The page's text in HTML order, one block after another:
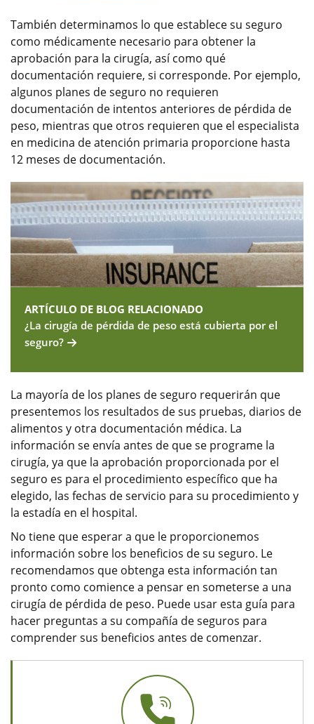
También determinamos lo que establece su seguro
como médicamente necesario para obtener la
aprobación para la cirugía, así como qué
documentación requiere, si corresponde. Por ejemplo,
algunos planes de seguro no requieren
documentación de intentos anteriores de pérdida de
peso, mientras que otros requieren que el especialista
en medicina de atención primaria proporcione hasta
12 meses de documentación.
ARTÍCULO DE BLOG RELACIONADO
¿La cirugía de pérdida de peso está cubierta por el
seguro?
La mayoría de los planes de seguro requerirán que
presentemos los resultados de sus pruebas, diarios de
alimentos y otra documentación médica. La
información se envía antes de que se programe la
cirugía, ya que la aprobación proporcionada por el
seguro es para el procedimiento específico que ha
elegido, las fechas de servicio para su procedimiento y
la estadía en el hospital.
No tiene que esperar a que le proporcionemos
información sobre los beneficios de su seguro. Le
recomendamos que obtenga esta información tan
pronto como comience a pensar en someterse a una
cirugía de pérdida de peso. Puede usar esta guía para
hacer preguntas a su compañía de seguros para
comprender sus beneficios antes de comenzar.